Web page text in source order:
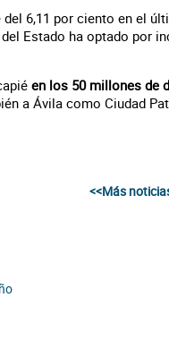
6,11 por ciento en el
Estado ha optado por
en los 50 millones de
a Ávila como Ciudad
<<Más